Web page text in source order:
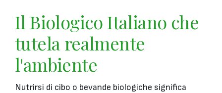
Il Biologico Italiano che
tutela realmente
l'ambiente
Nutrirsi di cibo o bevande biologiche significa